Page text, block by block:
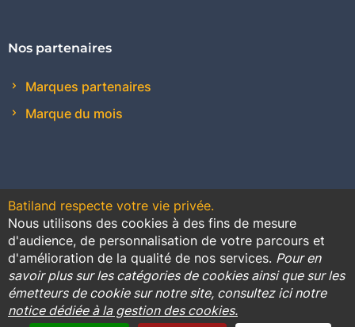
Nos partenaires
Marques partenaires
Marque du mois
Contact Conditions générales de vente
Promotions
Règlement général sur la protection des données
Batiland respecte votre vie privée.
Nous utilisons des cookies à des fins de mesure
d'audience, de personnalisation de votre parcours et
d'amélioration de la qualité de nos services. Pour en
savoir plus sur les catégories de cookies ainsi que sur les
émetteurs de cookie sur notre site, consultez ici notre
notice dédiée à la gestion des cookies.